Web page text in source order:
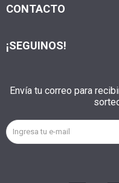
CONTACTO
Envía tu correo para
¡SEGUINOS!